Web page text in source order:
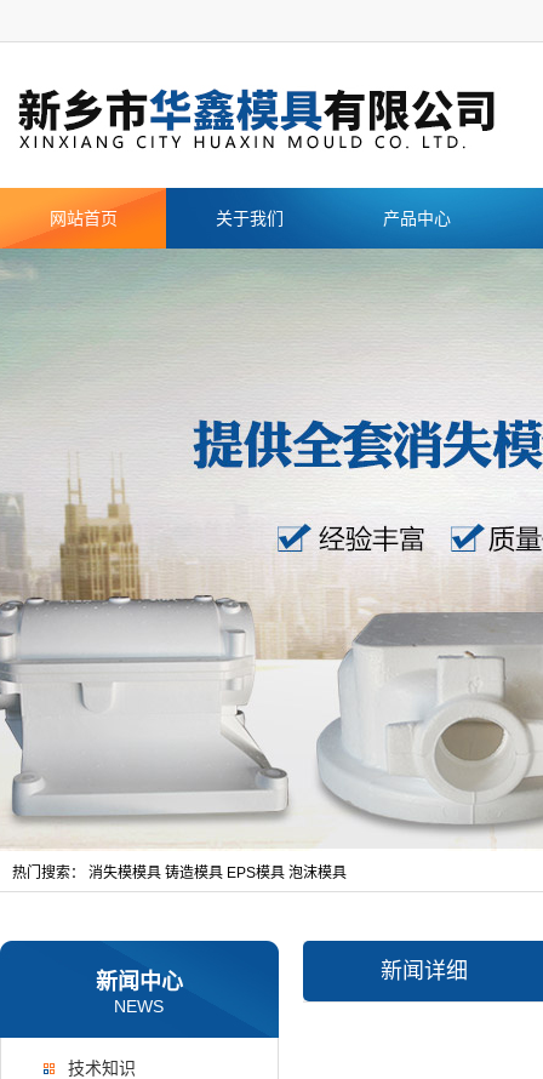
网站首页 关于我们 产品中心
热门搜索： 消失模模具 铸造模具 EPS模具 泡沫模具
新闻中心
NEWS
技术知识
新闻详细